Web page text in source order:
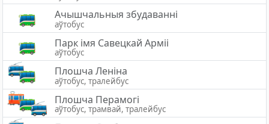
Ачышчальныя збудаванні
аўтобус
Парк імя Савецкай Арміі
аўтобус
Плошча Леніна
аўтобус, тралейбус
Плошча Перамогі
аўтобус, трамвай, тралейбус